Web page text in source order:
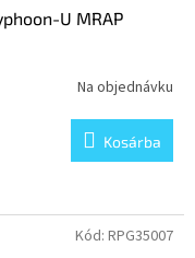
U MRAP
Na objednávku
Kosárba
Kód: RPG35007